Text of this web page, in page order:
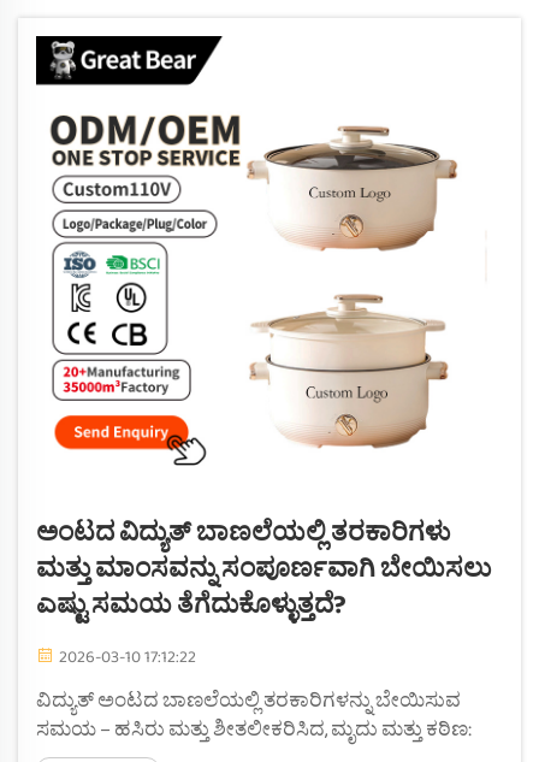
ಅಂಟದ ವಿದ್ಯುತ್ ಬಾಣಲೆಯಲ್ಲಿ ತರಕಾರಿಗಳು
ಮತ್ತು ಮಾಂಸವನ್ನು ಸಂಪೂರ್ಣವಾಗಿ ಬೇಯಿಸಲು
ಎಷ್ಟು ಸಮಯ ತೆಗೆದುಕೊಳ್ಳುತ್ತದೆ?
2026-03-10 17:12:22
ವಿದ್ಯುತ್ ಅಂಟದ ಬಾಣಲೆಯಲ್ಲಿ ತರಕಾರಿಗಳನ್ನು ಬೇಯಿಸುವ
ಸಮಯ – ಹಸಿರು ಮತ್ತು ಶೀತಲೀಕರಿಸಿದ, ಮೃದು ಮತ್ತು ಕಠಿಣ: